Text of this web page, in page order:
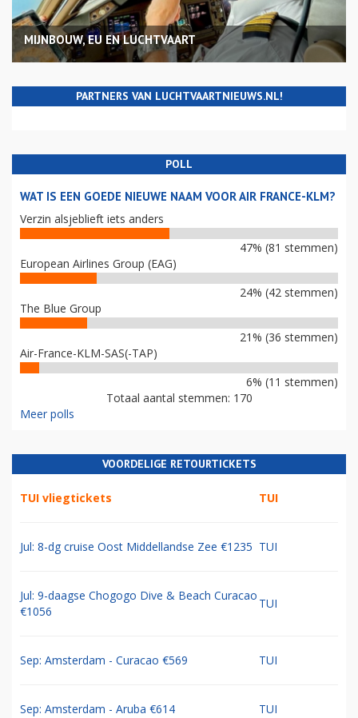
MIJNBOUW, EU EN LUCHTVAART
PARTNERS VAN LUCHTVAARTNIEUWS.NL!
POLL
WAT IS EEN GOEDE NIEUWE NAAM VOOR AIR FRANCE-KLM?
Verzin alsjeblieft iets anders
47% (81 stemmen)
European Airlines Group (EAG)
24% (42 stemmen)
The Blue Group
21% (36 stemmen)
Air-France-KLM-SAS(-TAP)
6% (11 stemmen)
Totaal aantal stemmen: 170
Meer polls
VOORDELIGE RETOURTICKETS
TUI vliegtickets TUI
Jul: 8-dg cruise Oost Middellandse Zee €1235 TUI
Jul: 9-daagse Chogogo Dive & Beach Curacao
€1056
TUI
Sep: Amsterdam - Curacao €569 TUI
Sep: Amsterdam - Aruba €614 TUI